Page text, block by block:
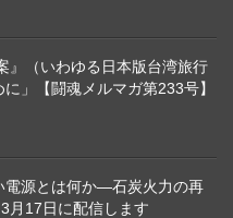
』（いわゆる日本版台湾旅行
」【闘魂メルマガ第233号】
電源とは何か―石炭火力の再
月17日に配信します